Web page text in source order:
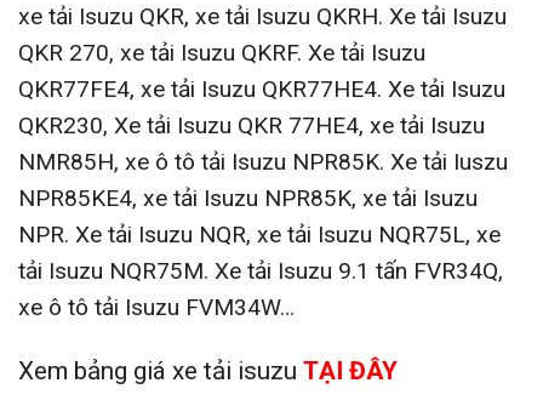
xe tải Isuzu QKR, xe tải Isuzu QKRH. Xe tải Isuzu
QKR 270, xe tải Isuzu QKRF. Xe tải Isuzu
QKR77FE4, xe tải Isuzu QKR77HE4. Xe tải Isuzu
QKR230, Xe tải Isuzu QKR 77HE4, xe tải Isuzu
NMR85H, xe ô tô tải Isuzu NPR85K. Xe tải Iuszu
NPR85KE4, xe tải Isuzu NPR85K, xe tải Isuzu
NPR. Xe tải Isuzu NQR, xe tải Isuzu NQR75L, xe
tải Isuzu NQR75M. Xe tải Isuzu 9.1 tấn FVR34Q,
xe ô tô tải Isuzu FVM34W…
Xem bảng giá xe tải isuzu TẠI ĐÂY